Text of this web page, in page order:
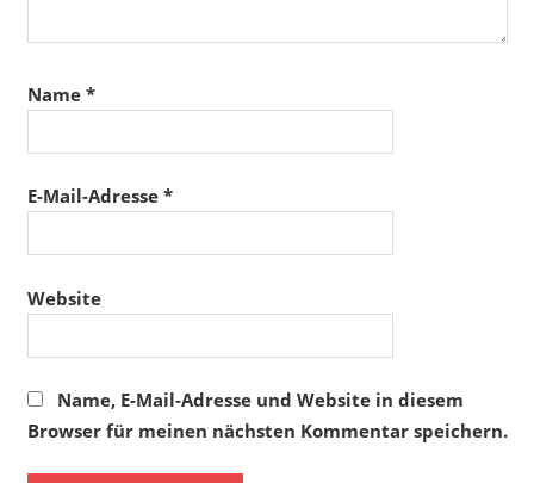
Name *
E-Mail-Adresse *
Website
Name, E-Mail-Adresse und Website in diesem
Browser für meinen nächsten Kommentar speichern.